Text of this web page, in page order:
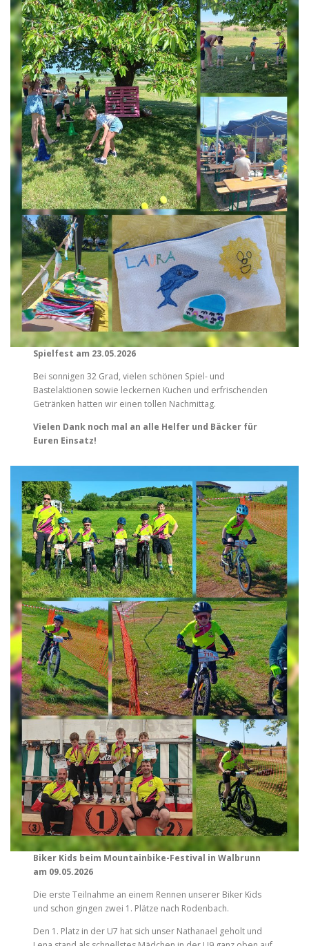
Spielfest am 23.05.2026
Bei sonnigen 32 Grad, vielen schönen Spiel- und
Bastelaktionen sowie leckernen Kuchen und erfrischenden
Getränken hatten wir einen tollen Nachmittag.
Vielen Dank noch mal an alle Helfer und Bäcker für
Euren Einsatz!
Biker Kids beim Mountainbike-Festival in Walbrunn
am 09.05.2026
Die erste Teilnahme an einem Rennen unserer Biker Kids
und schon gingen zwei 1. Plätze nach Rodenbach.
Den 1. Platz in der U7 hat sich unser Nathanael geholt und